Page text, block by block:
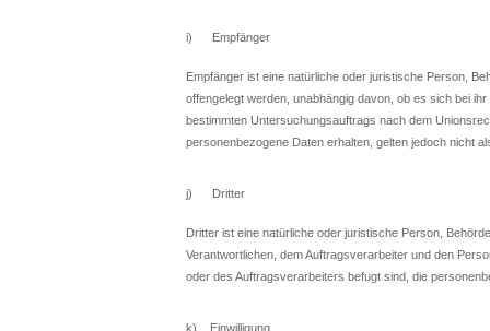
i) Empfänger
Empfänger ist eine natürliche oder juristische Person,
offengelegt werden, unabhängig davon, ob es sich bei
bestimmten Untersuchungsauftrags nach dem
personenbezogene Daten erhalten, gelten jedoch nicht
j) Dritter
Dritter ist eine natürliche oder juristische Person,
Verantwortlichen, dem Auftragsverarbeiter und den
oder des Auftragsverarbeiters befugt sind, die
k) Einwilligung